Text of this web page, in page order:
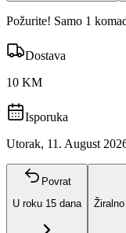
Požurite! Samo 1
Dostava
10 KM
Isporuka
Utorak, 11. August
Povrat
U roku 15 dana